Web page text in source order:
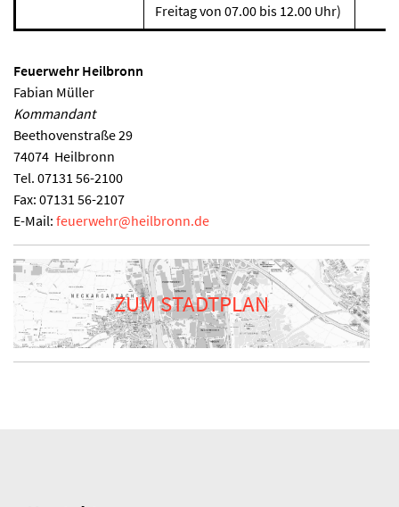
Freitag von 07.00 bis 12.00 Uhr)
Feuerwehr Heilbronn
Fabian Müller
Kommandant
Beethovenstraße 29
74074 Heilbronn
Tel. 07131 56-2100
Fax: 07131 56-2107
E-Mail: feuerwehr@heilbronn.de
ZUM STADTPLAN